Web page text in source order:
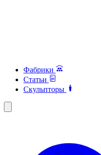
Фабрики
Статьи
Скульпторы